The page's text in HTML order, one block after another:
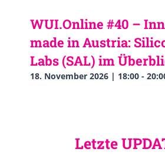
WUI.Online #40 –
made in Austria:
Labs (SAL) im
18. November 2026 | 18:00 -
Letzte